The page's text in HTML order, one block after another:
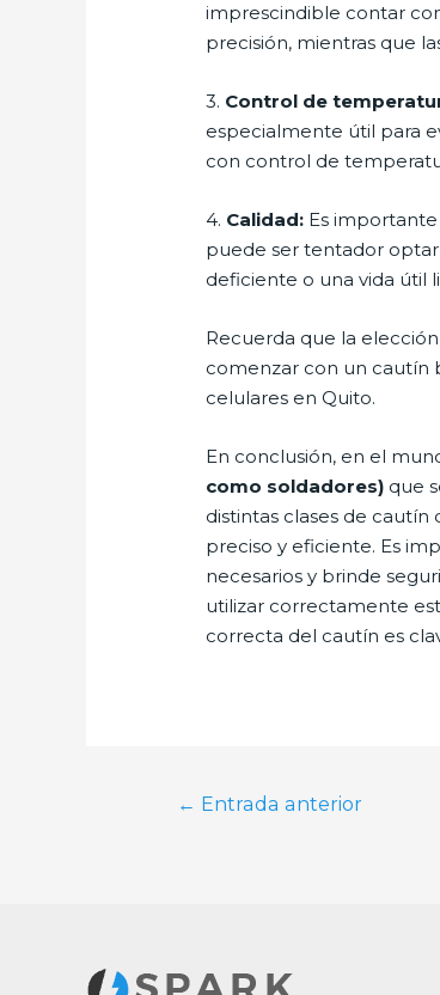
imprescindible contar
precisión, mientras que
3. Control de
especialmente útil para
con control de
4. Calidad: Es
puede ser tentador
deficiente o una vida útil
Recuerda que la
comenzar con un cautín
celulares en Quito.
En conclusión, en el
como soldadores) que
distintas clases de
preciso y eficiente. Es
necesarios y brinde
utilizar correctamente
correcta del cautín es
Navegación
← Entrada anterior